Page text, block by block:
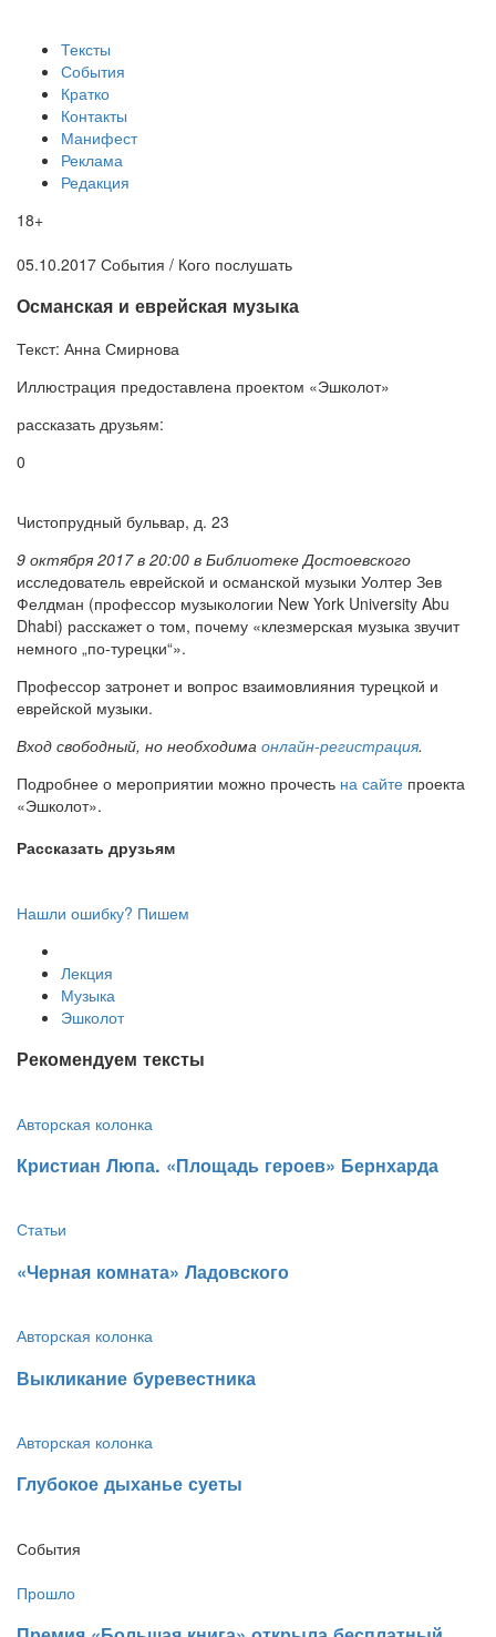
Тексты
События
Кратко
Контакты
Манифест
Реклама
Редакция
18+
05.10.2017 События / Кого послушать
​​Османская и еврейская музыка
Текст: Анна Смирнова
Иллюстрация предоставлена проектом «Эшколот»
рассказать друзьям:
0
Чистопрудный бульвар, д. 23
9 октября 2017 в 20:00 в Библиотеке Достоевского
исследователь еврейской и османской музыки Уолтер Зев
Фелдман (профессор музыкологии New York University Abu
Dhabi) расскажет о том, почему «клезмерская музыка звучит
немного „по-турецки“».
Профессор затронет и вопрос взаимовлияния турецкой и
еврейской музыки.
Вход свободный, но необходима онлайн-регистрация.
Подробнее о мероприятии можно прочесть на сайте проекта
«Эшколот».
Рассказать друзьям
Нашли ошибку? Пишем
Лекция
Музыка
Эшколот
Рекомендуем тексты
Авторская колонка
​Кристиан Люпа. «Площадь героев» Бернхарда
Статьи
​«Черная комната» Ладовского
Авторская колонка
​Выкликание буревестника
Авторская колонка
​Глубокое дыханье суеты
События
Прошло